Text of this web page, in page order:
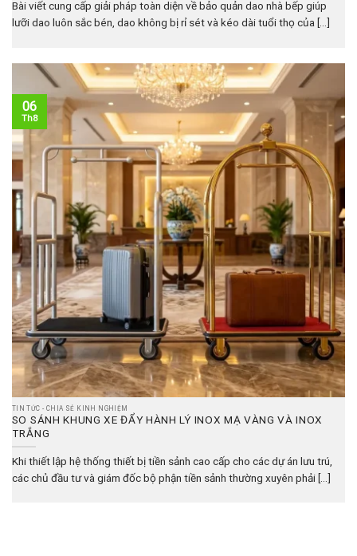
Bài viết cung cấp giải pháp toàn diện về bảo quản dao nhà bếp giúp
lưỡi dao luôn sắc bén, dao không bị rỉ sét và kéo dài tuổi thọ của [...]
TIN TỨC - CHIA SẺ KINH NGHIỆM
SO SÁNH KHUNG XE ĐẨY HÀNH LÝ INOX MẠ VÀNG VÀ INOX
TRẮNG
Khi thiết lập hệ thống thiết bị tiền sảnh cao cấp cho các dự án lưu trú,
các chủ đầu tư và giám đốc bộ phận tiền sảnh thường xuyên phải [...]
06
Th8